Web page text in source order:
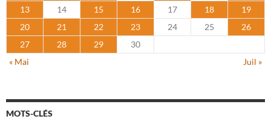
13
14 15 16 17 18
19
20
21 22 23 24 25
26
27
28 29
30
« Mai
Juil »
MOTS-CLÉS